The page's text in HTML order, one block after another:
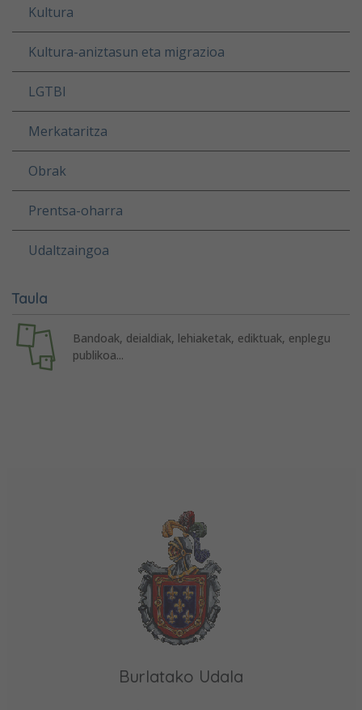
Kultura
Kultura-aniztasun eta migrazioa
LGTBI
Merkataritza
Obrak
Prentsa-oharra
Udaltzaingoa
Taula
Bandoak, deialdiak, lehiaketak, ediktuak, enplegu
publikoa...
Burlatako Udala